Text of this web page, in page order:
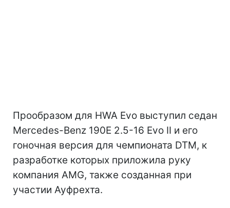
Прообразом для HWA Evo выступил седан
Mercedes-Benz 190E 2.5-16 Evo II и его
гоночная версия для чемпионата DTM, к
разработке которых приложила руку
компания AMG, также созданная при
участии Ауфрехта.